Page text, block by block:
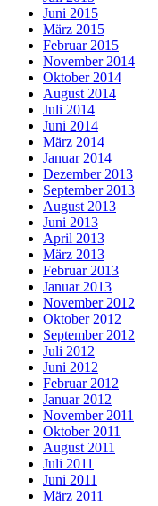
Juni 2015
März 2015
Februar 2015
November 2014
Oktober 2014
August 2014
Juli 2014
Juni 2014
März 2014
Januar 2014
Dezember 2013
September 2013
August 2013
Juni 2013
April 2013
März 2013
Februar 2013
Januar 2013
November 2012
Oktober 2012
September 2012
Juli 2012
Juni 2012
Februar 2012
Januar 2012
November 2011
Oktober 2011
August 2011
Juli 2011
Juni 2011
März 2011